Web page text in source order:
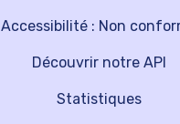
Découvrir notre API
Statistiques
Accessibilité : Non